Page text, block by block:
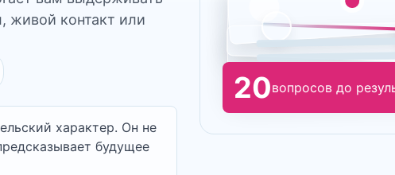
живой контакт или
характер. Он не
будущее
20вопросов до